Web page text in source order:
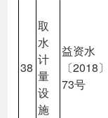
38
取
水
计
量
设
施
益资水
〔2018〕
73号